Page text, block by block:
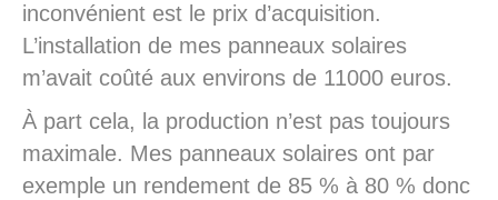
inconvénient est le prix d’acquisition.
L’installation de mes panneaux solaires
m’avait coûté aux environs de 11000 euros.
À part cela, la production n’est pas toujours
maximale. Mes panneaux solaires ont par
exemple un rendement de 85 % à 80 % donc